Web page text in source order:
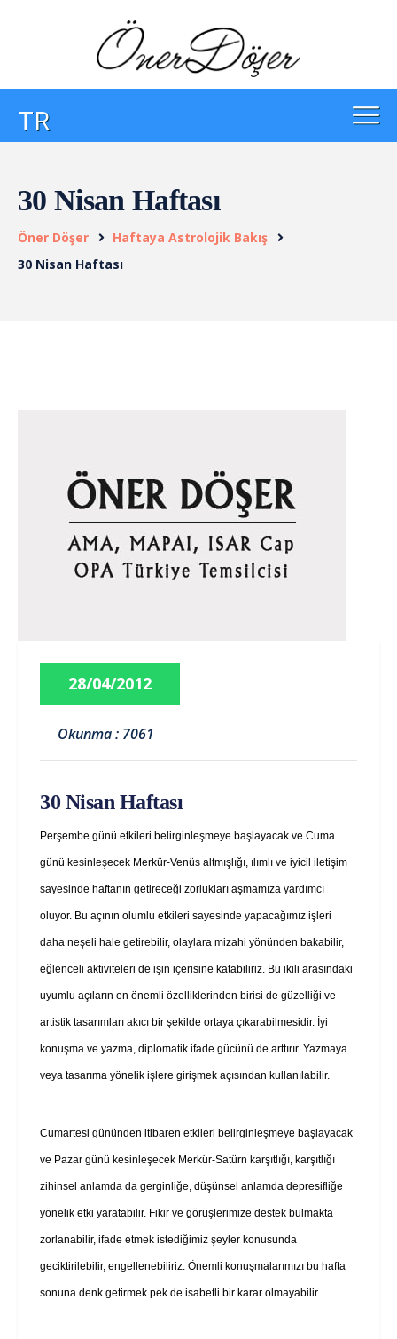
TR
30 Nisan Haftası
Öner Döşer
Haftaya Astrolojik Bakış
30 Nisan Haftası
28/04/2012
Okunma : 7061
30 Nisan Haftası
Perşembe günü etkileri belirginleşmeye başlayacak ve Cuma
günü kesinleşecek Merkür-Venüs altmışlığı, ılımlı ve iyicil iletişim
sayesinde haftanın getireceği zorlukları aşmamıza yardımcı
oluyor. Bu açının olumlu etkileri sayesinde yapacağımız işleri
daha neşeli hale getirebilir, olaylara mizahi yönünden bakabilir,
eğlenceli aktiviteleri de işin içerisine katabiliriz. Bu ikili arasındaki
uyumlu açıların en önemli özelliklerinden birisi de güzelliği ve
artistik tasarımları akıcı bir şekilde ortaya çıkarabilmesidir. İyi
konuşma ve yazma, diplomatik ifade gücünü de arttırır. Yazmaya
veya tasarıma yönelik işlere girişmek açısından kullanılabilir.
Cumartesi gününden itibaren etkileri belirginleşmeye başlayacak
ve Pazar günü kesinleşecek Merkür-Satürn karşıtlığı, karşıtlığı
zihinsel anlamda da gerginliğe, düşünsel anlamda depresifliğe
yönelik etki yaratabilir. Fikir ve görüşlerimize destek bulmakta
zorlanabilir, ifade etmek istediğimiz şeyler konusunda
geciktirilebilir, engellenebiliriz. Önemli konuşmalarımızı bu hafta
sonuna denk getirmek pek de isabetli bir karar olmayabilir.